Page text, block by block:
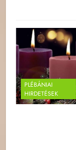
PLÉBÁNIAI
HIRDETÉSEK